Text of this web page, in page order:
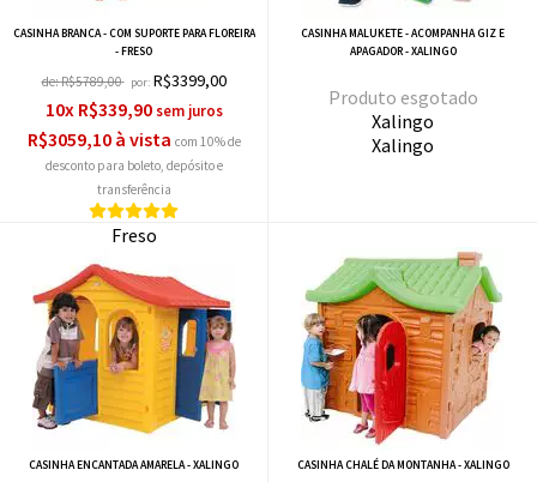
CASINHA BRANCA - COM SUPORTE PARA FLOREIRA
- FRESO
de:R$5789,00 por: R$3399,00
10x R$339,90
R$3059,10 à vista com 10% de
desconto
Freso
CASINHA MALUKETE - ACOMPANHA GIZ E
APAGADOR - XALINGO
esgotado
Xalingo
Xalingo
CASINHA ENCANTADA AMARELA - XALINGO CASINHA CHALÉ DA MONTANHA - XALINGO